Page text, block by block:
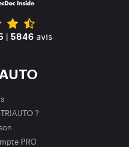
| 5846 avis
?
PRO